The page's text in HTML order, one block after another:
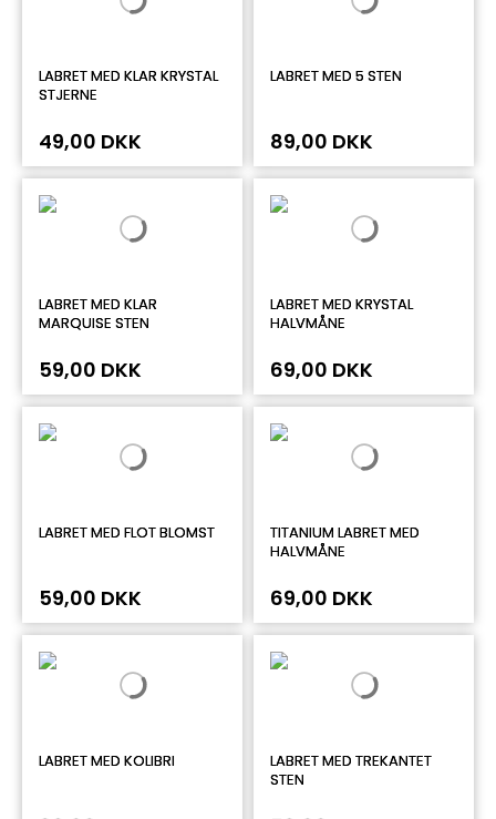
LABRET MED KLAR KRYSTAL
STJERNE
49,00 DKK
LABRET MED 5 STEN
89,00 DKK
LABRET MED KLAR
MARQUISE STEN
59,00 DKK
LABRET MED KRYSTAL
HALVMÅNE
69,00 DKK
LABRET MED FLOT BLOMST
59,00 DKK
TITANIUM LABRET MED
HALVMÅNE
69,00 DKK
LABRET MED KOLIBRI
LABRET MED TREKANTET
STEN